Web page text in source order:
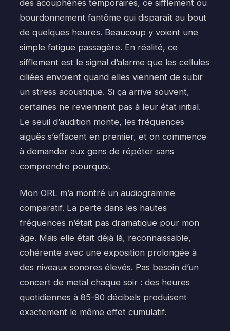
des acouphènes temporaires, ce sifflement ou
bourdonnement fantôme qui disparaît au bout
de quelques heures. Beaucoup y voient une
simple fatigue passagère. En réalité, ce
sifflement est le signal d’alarme que les cellules
ciliées envoient quand elles viennent de subir
un stress acoustique. Si ça arrive souvent,
certaines ne reviennent pas à leur état initial.
Le seuil d’audition monte, les fréquences
aiguës s’effacent en premier, et on commence
à demander aux gens de répéter sans
comprendre pourquoi.
Mon ORL m’a montré un audiogramme
comparatif. La perte dans les hautes
fréquences n’était pas dramatique pour mon
âge. Mais elle était déjà là, reconnaissable,
cohérente avec une exposition prolongée à
des niveaux sonores élevés. Pas besoin d’un
concert de metal chaque soir : des heures
quotidiennes à 85-90 décibels produisent
exactement le même effet cumulatif.